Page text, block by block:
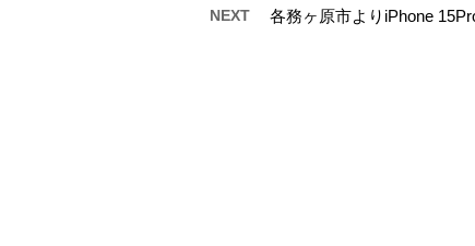
NEXT 各務ヶ原市よりiPhone